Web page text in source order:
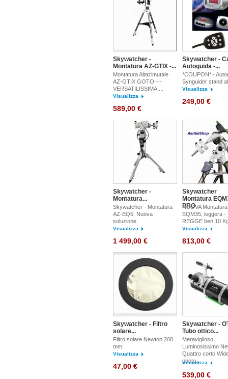
Skywatcher -
Montatura AZ-GTIX -...
Montatura Altazimutale
AZ-GTIX GOTO ---
VERSATILISSIMA,...
Visualizza
589,00 €
Skywatcher -
Autoguida -...
*COUPON* -
Synguider stand
Visualizza
249,00 €
Skywatcher -
Montatura...
Skywatcher - Montatura
AZ-EQ5. Nuova
soluzione.
Visualizza
1 499,00 €
Skywatcher
Montatura
PRO
NUOVA Montatura
EQM35, leggera -
REGGE ben 10
Visualizza
813,00 €
Skywatcher - Filtro
solare...
Filtro solare Newton 200
mm.
Visualizza
47,00 €
Skywatcher -
Tubo ottico...
Meraviglioso,
Luminosissimo
Quattro corto
photo...
Visualizza
539,00 €